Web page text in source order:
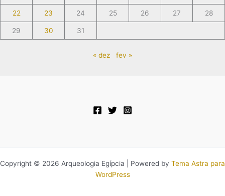
22 23 24 25 26 27 28
29 30 31
« dez fev »
Copyright © 2026 Arqueologia Egípcia | Powered by Tema Astra para
WordPress